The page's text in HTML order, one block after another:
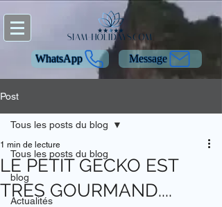
WhatsApp Message
Post
Tous les posts du blog
blog
Actualités
Tous les posts du blog
LE PETIT GECKO EST
TRES GOURMAND....
1 min de lecture